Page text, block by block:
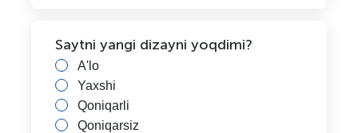
Saytni yangi dizayni yoqdimi?
A'lo
Yaxshi
Qoniqarli
Qoniqarsiz